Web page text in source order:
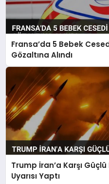
Fransa’da 5 Bebek
Gözaltına Alındı
Trump İran’a Karşı
Uyarısı Yaptı